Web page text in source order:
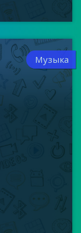
Музыка